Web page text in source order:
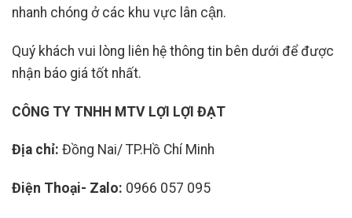
nhanh chóng ở các khu vực lân cận.
Quý khách vui lòng liên hệ thông tin bên dưới để được
nhận báo giá tốt nhất.
CÔNG TY TNHH MTV LỢI LỢI ĐẠT
Địa chỉ: Đồng Nai/ TP.Hồ Chí Minh
Điện Thoại- Zalo: 0966 057 095